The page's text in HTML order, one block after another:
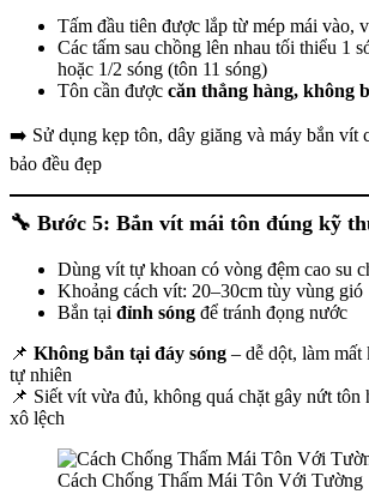
Tấm đầu tiên được lắp từ mép mái vào,
Các tấm sau chồng lên nhau tối thiểu 1
hoặc 1/2 sóng (tôn 11 sóng)
Tôn cần được căn thẳng hàng, không
➡️ Sử dụng kẹp tôn, dây giăng và máy bắn vít
bảo đều đẹp
🔧 Bước 5: Bắn vít mái tôn đúng kỹ
Dùng vít tự khoan có vòng đệm cao su
Khoảng cách vít: 20–30cm tùy vùng gió
Bắn tại đỉnh sóng để tránh đọng nước
📌 Không bắn tại đáy sóng – dễ dột, làm mất
tự nhiên
📌 Siết vít vừa đủ, không quá chặt gây nứt tôn
xô lệch
Cách Chống Thấm Mái Tôn Với Tường